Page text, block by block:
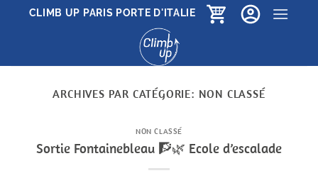
PasserCLIMB UP PARIS PORTE D'ITALIE
ARCHIVES PAR CATÉGORIE: NON CLASSÉ
NON CLASSÉ
Sortie Fontainebleau 🧗🌿 Ecole d’escalade